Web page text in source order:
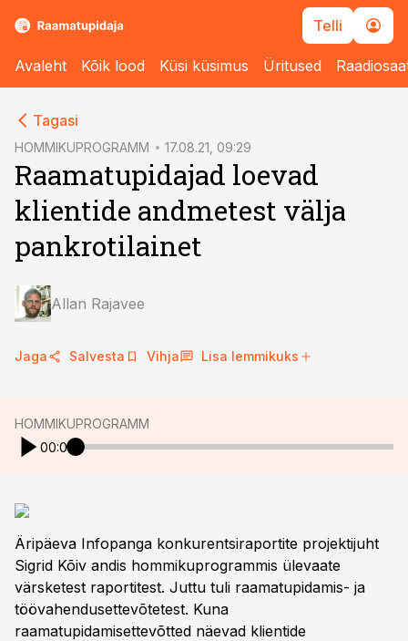
Telli
Avaleht Kõik lood Küsi küsimus Üritused
Tagasi
HOMMIKUPROGRAMM 17.08.21, 09:29
Raamatupidajad loevad
klientide andmetest välja
pankrotilainet
Allan Rajavee
Jaga Salvesta Vihja Lisa lemmikuks
HOMMIKUPROGRAMM
00:00
Äripäeva Infopanga konkurentsiraportite projektijuht
Sigrid Kõiv andis hommikuprogrammis ülevaate
värsketest raportitest. Juttu tuli raamatupidamis- ja
töövahendusettevõtetest. Kuna
raamatupidamisettevõtted näevad klientide